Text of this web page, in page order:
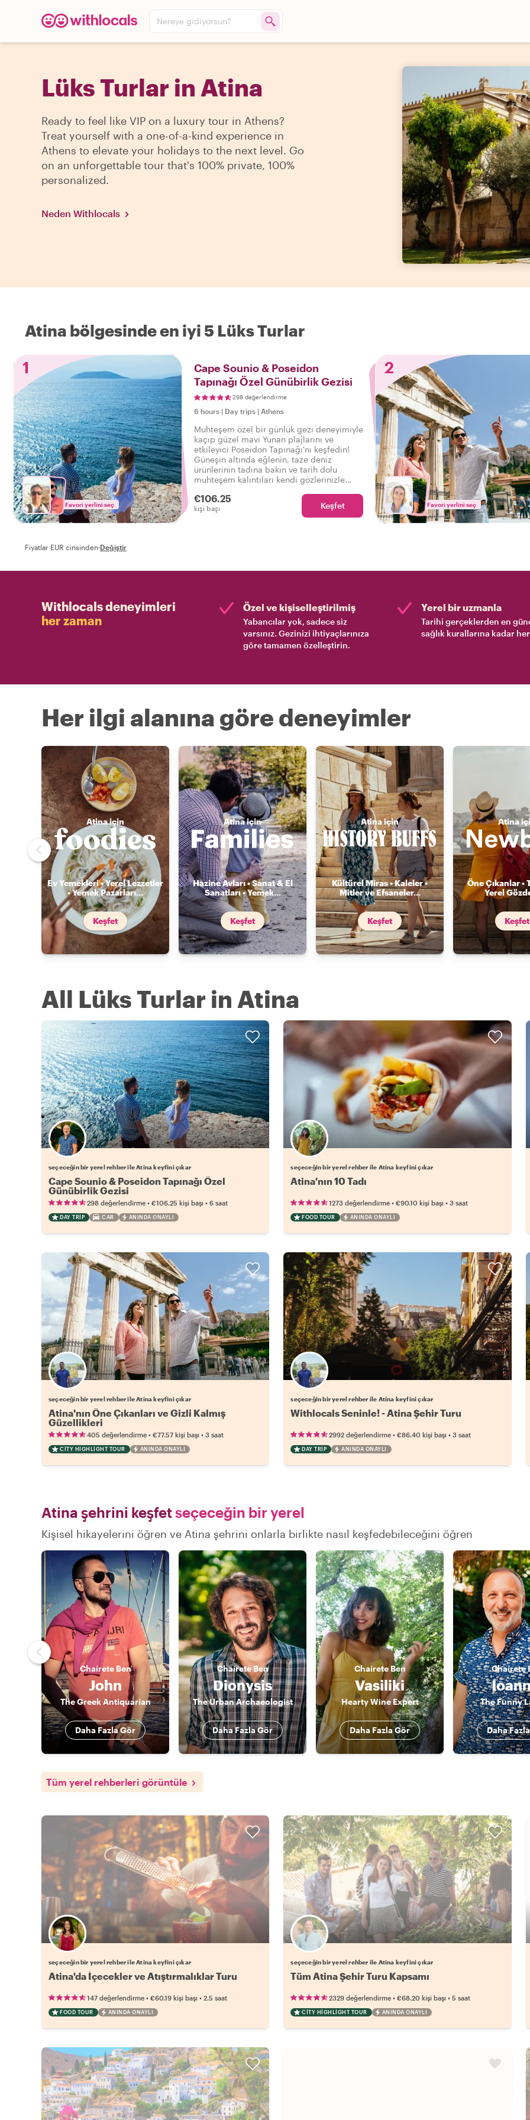
Nereye gidiyorsun?
Lüks Turlar in Atina
Ready to feel like VIP on a luxury tour in Athens?
Treat yourself with a one-of-a-kind experience in
Athens to elevate your holidays to the next level. Go
on an unforgettable tour that's 100% private, 100%
personalized.
Neden Withlocals
Atina bölgesinde en iyi 5 Lüks Turlar
1
Favori yerlini seç
Cape Sounio & Poseidon
Tapınağı Özel Günübirlik Gezisi
298 değerlendirme
6 hours | Day trips | Athens
Muhteşem özel bir günlük gezi deneyimiyle
kaçıp güzel mavi Yunan plajlarını ve
etkileyici Poseidon Tapınağı'nı keşfedin!
Güneşin altında eğlenin, taze deniz
ürünlerinin tadına bakın ve tarih dolu
muhteşem kalıntıları kendi gözlerinizle
€106.25
kişi başı Keşfet
2
Favori yerlini seç
Fiyatlar EUR cinsinden·Değiştir
Withlocals deneyimleri
her zaman
Özel ve kişiselleştirilmiş
Yabancılar yok, sadece siz
varsınız. Gezinizi ihtiyaçlarınıza
göre tamamen özelleştirin.
Yerel bir uzmanla
Tarihi gerçeklerden en
sağlık kurallarına kadar
Her ilgi alanına göre deneyimler
Atina için
Ev Yemekleri • Yerel Lezzetler
• Yemek Pazarları...
Keşfet
Atina için
Hazine Avları • Sanat & El
Sanatları • Yemek...
Keşfet
Atina için
Kültürel Miras • Kaleler •
Mitler ve Efsaneler...
Keşfet
Atina
Öne Çıkanlar •
Yerel
Keşfet
All Lüks Turlar in Atina
Favori yerel rehberini seç
seçeceğin bir yerel rehber ile Atina keyfini çıkar
Cape Sounio & Poseidon Tapınağı Özel
Günübirlik Gezisi
298 değerlendirme • €106.25 kişi başı • 6 saat
DAY TRIP CAR ANINDA ONAYLI
seçeceğin bir yerel rehber ile Atina keyfini çıkar
Atina'nın 10 Tadı
1273 değerlendirme •€90.10 kişi başı •3 saat
FOOD TOUR ANINDA ONAYLI
Favori yerel rehberini seç
seçeceğin bir yerel rehber ile Atina keyfini çıkar
Atina'nın Öne Çıkanları ve Gizli Kalmış
Güzellikleri
405 değerlendirme • €77.57 kişi başı • 3 saat
CITY HIGHLIGHT TOUR ANINDA ONAYLI
Favori yerel rehberini seç
seçeceğin bir yerel rehber ile Atina keyfini çıkar
Withlocals Seninle! - Atina Şehir Turu
2992 değerlendirme •€86.40 kişi başı •3 saat
DAY TRIP ANINDA ONAYLI
Atina şehrini keşfetseçeceğin bir yerel
Kişisel hikayelerini öğren ve Atina şehrini onlarla birlikte nasıl keşfedebileceğini öğren
Chaírete Ben
John
The Greek Antiquarian
Daha Fazla Gör
Chaírete Ben
Dionysis
The Urban Archaeologist
Daha Fazla Gör
Chaírete Ben
Vasiliki
Hearty Wine Expert
Daha Fazla Gör
Chaírete
The Funny
Daha
Tüm yerel rehberleri görüntüle
Favori yerel rehberini seç
seçeceğin bir yerel rehber ile Atina keyfini çıkar
Atina'da İçecekler ve Atıştırmalıklar Turu
147 değerlendirme • €60.19 kişi başı • 2.5 saat
FOOD TOUR ANINDA ONAYLI
Favori yerel rehberini seç
seçeceğin bir yerel rehber ile Atina keyfini çıkar
Tüm Atina Şehir Turu Kapsamı
2329 değerlendirme •€68.20 kişi başı •5 saat
CITY HIGHLIGHT TOUR ANINDA ONAYLI